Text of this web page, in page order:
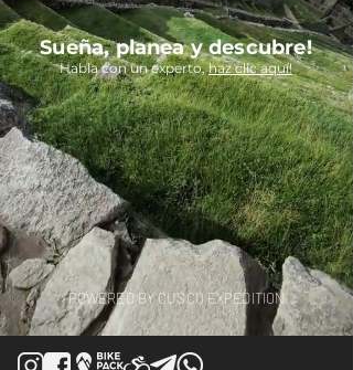
Sueña, planea y descubre!
Habla con un experto,haz clic aquí!
POWERED BYCUSCO EXPEDITION